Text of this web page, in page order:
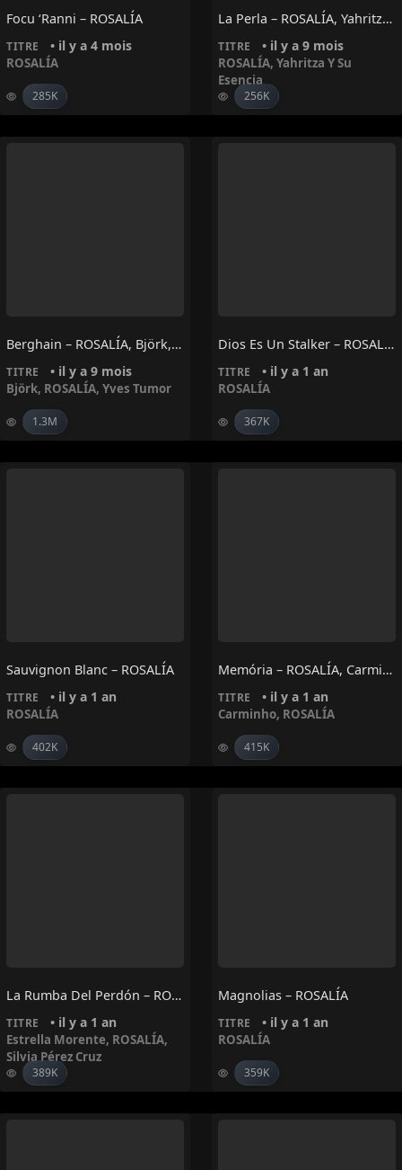
Focu ‘Ranni – ROSALÍA
TITRE • il y a 4 mois
ROSALÍA
285K
La Perla – ROSALÍA, Yahritza Y Su Esencia
TITRE • il y a 9 mois
ROSALÍA, Yahritza Y Su
Esencia
256K
Berghain – ROSALÍA, Björk, Yves Tumor
TITRE • il y a 9 mois
Björk, ROSALÍA, Yves Tumor
1.3M
Dios Es Un Stalker – ROSALÍA
TITRE • il y a 1 an
ROSALÍA
367K
Sauvignon Blanc – ROSALÍA
TITRE • il y a 1 an
ROSALÍA
402K
Memória – ROSALÍA, Carminho
TITRE • il y a 1 an
Carminho, ROSALÍA
415K
La Rumba Del Perdón – ROSALÍA, Estrella Morente, Silvia Pérez Cruz
TITRE • il y a 1 an
Estrella Morente, ROSALÍA,
Silvia Pérez Cruz
389K
Magnolias – ROSALÍA
TITRE • il y a 1 an
ROSALÍA
359K